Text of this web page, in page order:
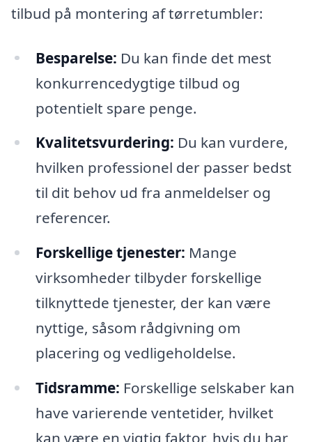
tilbud på montering af tørretumbler:
Besparelse: Du kan finde det mest
konkurrencedygtige tilbud og
potentielt spare penge.
Kvalitetsvurdering: Du kan vurdere,
hvilken professionel der passer bedst
til dit behov ud fra anmeldelser og
referencer.
Forskellige tjenester: Mange
virksomheder tilbyder forskellige
tilknyttede tjenester, der kan være
nyttige, såsom rådgivning om
placering og vedligeholdelse.
Tidsramme: Forskellige selskaber kan
have varierende ventetider, hvilket
kan være en vigtig faktor, hvis du har